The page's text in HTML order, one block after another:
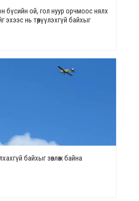
бүсийн ой, гол нуур орчмоос нялх
эхээс нь төөрүүлэхгүй байхыг
байхыг зөвлөж байна